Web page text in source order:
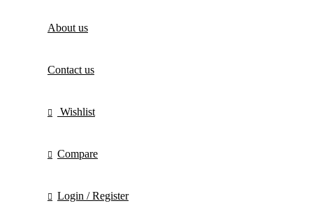
About us
Contact us
Wishlist
Compare
Login / Register